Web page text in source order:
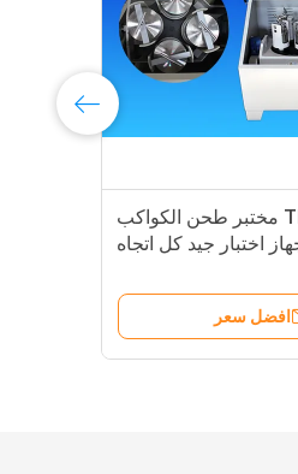
TENCAN 4L مختبر طحن الكواكب
اختبار جيد كل اتجاه
افضل سعر